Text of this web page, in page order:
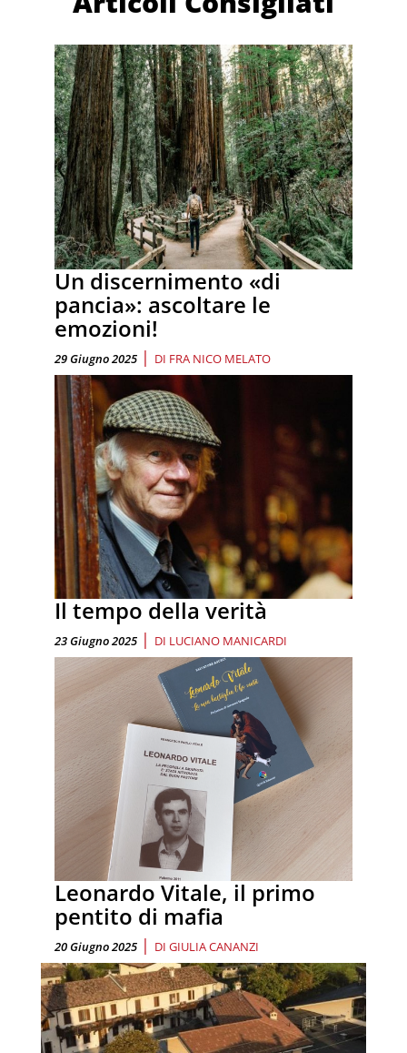
Un discernimento «di
pancia»: ascoltare le
emozioni!
29 Giugno 2025 | DI FRA NICO MELATO
Il tempo della verità
23 Giugno 2025 | DI LUCIANO MANICARDI
Leonardo Vitale, il primo
pentito di mafia
20 Giugno 2025 | DI GIULIA CANANZI